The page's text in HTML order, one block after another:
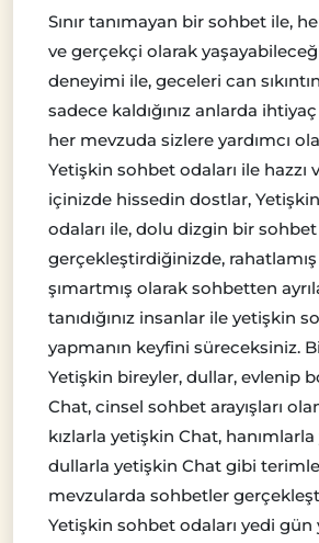
Sınır tanımayan bir sohbet ile,
ve gerçekçi olarak
deneyimi ile, geceleri can
sadece kaldığınız anlarda
her mevzuda sizlere yardımcı
Yetişkin sohbet odaları ile hazzı
içinizde hissedin dostlar,
odaları ile, dolu dizgin bir
gerçekleştirdiğinizde,
şımartmış olarak sohbetten
tanıdığınız insanlar ile yetişkin
yapmanın keyfini süreceksiniz.
Yetişkin bireyler, dullar, evlenip
Chat, cinsel sohbet arayışları
kızlarla yetişkin Chat,
dullarla yetişkin Chat gibi
mevzularda sohbetler
Yetişkin sohbet odaları yedi